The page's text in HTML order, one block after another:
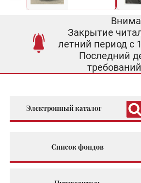
Закрытие
летний период с
Последний
Электронный каталог
Список фондов